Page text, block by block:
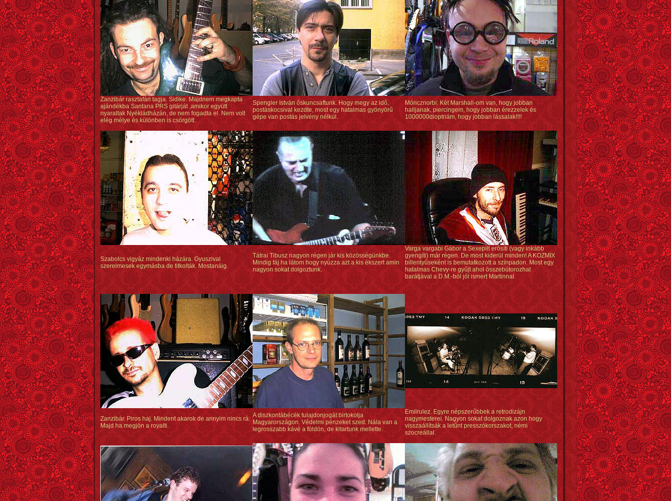
Zanzibár rasztafári tagja. Sidike. Majdnem megkapta
ajándékba Santana PRS gitárját ,amikor együtt
nyaraltak Nyékládházán, de nem fogadta el. Nem volt
elég mélye és különben is csörgött.
Spengler István őskuncsaftunk. Hogy megy az idő,
postáskocsival kezdte, most egy hatalmas gyönyörű
gépe van postás jelvény nélkül.
Móricznorbi: Két Marshall-om van, hogy jobban
halljanak, piercingem, hogy jobban érezzelek és
1000000dioptriám, hogy jobban lássalak!!!!
Szabolcs vigyáz mindenki házára. Gyuszival
szerelmesek egymásba de titkolták. Mostanáig.
Tátrai Tibusz nagyon régen jár kis közösségünkbe.
Mindig fáj ha látom hogy nyúzza azt a kis ékszert amin
nagyon sokat dolgoztunk.
Varga vargabi Gábor a Sexepilt erősíti (vagy inkább
gyengíti) már régen. De most kiderül minden! A KOZMIX
billentyűseként is bemutatkozott a színpadon. Most egy
hatalmas Chevy-re gyűjt ahol összebútorozhat
barátjával a D.M.-ból jól ismert Martinnal.
Zanzibár. Piros haj. Mindent akarok de annyim nincs rá.
Majd ha megjön a royalti.
A diszkontábécék tulajdonjogát birtokolja
Magyarországon. Védelmi pénzeket szed. Nála van a
legrosszabb kávé a földön, de kitartunk mellette.
Emilrulez. Egyre népszerűbbek a retrodizájn
nagymesterei. Nagyon sokat dolgoznak azon hogy
visszaállítsák a letűnt presszókorszakot, némi
szocreállal.